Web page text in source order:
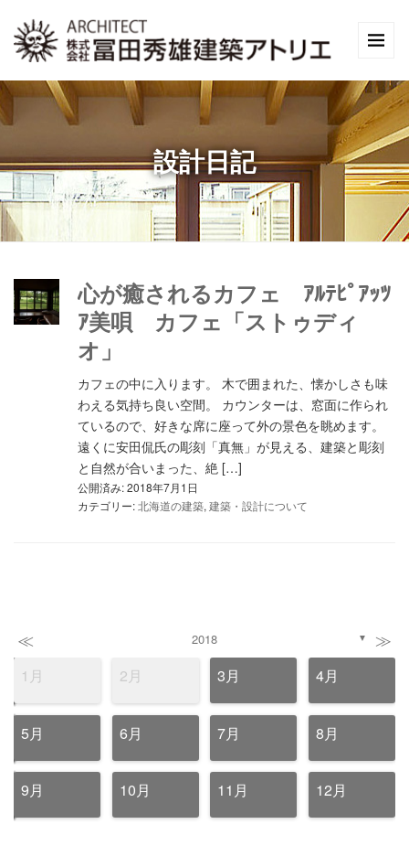
設計日記
心が癒されるカフェ ｱﾙﾃﾋﾟｱｯﾂ
ｱ美唄 カフェ「ストゥディ
オ」
カフェの中に入ります。 木で囲まれた、懐かしさも味
わえる気持ち良い空間。 カウンターは、窓面に作られ
ているので、好きな席に座って外の景色を眺めます。
遠くに安田侃氏の彫刻「真無」が見える、建築と彫刻
と自然が合いまった、絶 […]
公開済み: 2018年7月1日
カテゴリー:北海道の建築, 建築・設計について
≪ 2018 ▼ ≫
1月 2月 3月 4月
5月 6月 7月 8月
9月 10月 11月 12月